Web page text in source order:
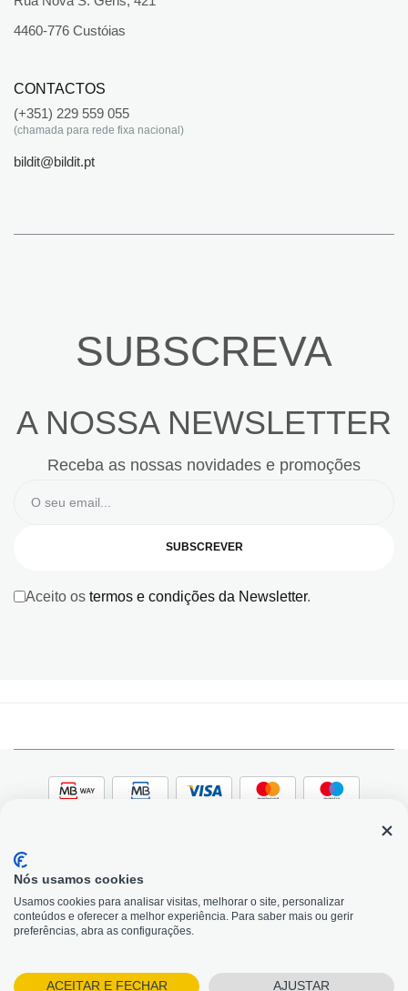
4460-776 Custóias
CONTACTOS
(+351) 229 559 055
(chamada para rede fixa nacional)
bildit@bildit.pt
SUBSCREVA
A NOSSA NEWSLETTER
Receba as nossas novidades e promoções
SUBSCREVER
Aceito os termos e condições da Newsletter.
© 2026, Bildit. Todos os direitos reservados | Powered
by Toogas, with
Magento
Precisa de Ajuda?
Nós usamos cookies
Usamos cookies para analisar visitas, melhorar o site, personalizar
conteúdos e oferecer a melhor experiência. Para saber mais ou gerir
preferências, abra as configurações.
ACEITAR E FECHAR AJUSTAR